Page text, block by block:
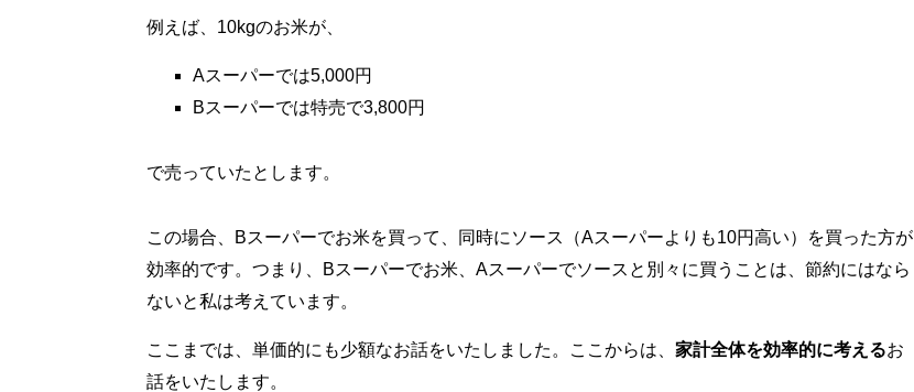
例えば、10kgのお米が、
Aスーパーでは5,000円
Bスーパーでは特売で3,800円
で売っていたとします。
この場合、Bスーパーでお米を買って、同時にソース（Aスーパーよりも10円高い）を買った方が
効率的です。つまり、Bスーパーでお米、Aスーパーでソースと別々に買うことは、節約にはなら
ないと私は考えています。
ここまでは、単価的にも少額なお話をいたしました。ここからは、 家計全体を効率的に考えるお
話をいたします。